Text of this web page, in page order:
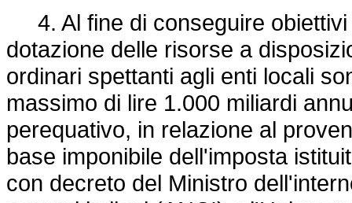
4. Al fine di conseguire obiettivi
dotazione delle risorse a
ordinari spettanti agli enti locali
massimo di lire 1.000 miliardi
perequativo, in relazione al
base imponibile dell'imposta
con decreto del Ministro